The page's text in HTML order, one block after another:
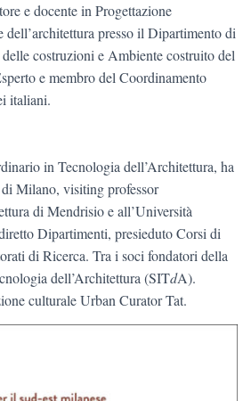
e docente in Progettazione
dell’architettura presso il Dipartimento di
costruzioni e Ambiente costruito del
e membro del Coordinamento
italiani.
in Tecnologia dell’Architettura, ha
Milano, visiting professor
di Mendrisio e all’Università
Dipartimenti, presieduto Corsi di
di Ricerca. Tra i soci fondatori della
dell’Architettura (SITdA).
culturale Urban Curator Tat.